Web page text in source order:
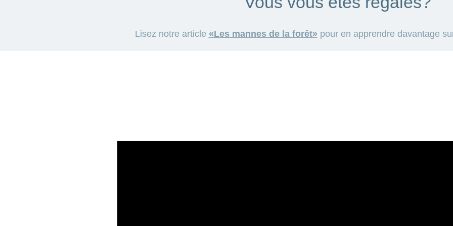
Lisez notre article «Les mannes de la forêt» pour en apprendre davantage